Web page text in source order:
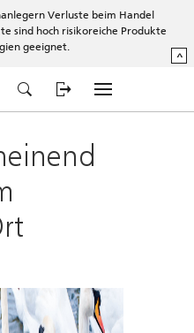
Verluste beim Handel
sind hoch risikoreiche Produkte
geeignet.
^